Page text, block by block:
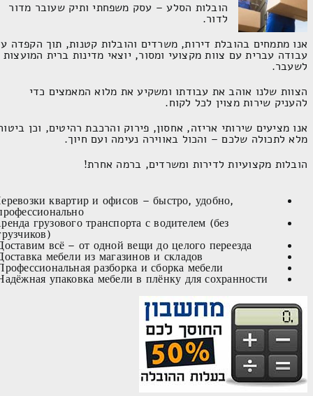
הובלות הסלע – עסק משפחתי ותיק שעובר מדור
לדור.
אנו מתמחים בהובלת דירות, משרדים והובלות קטנות, תוך הקפדה
עבודה עברית עם צוות מקצועי ומסור, יוצאי מדינות ברית המועצות
לשעבר.
הצוות שלנו אוהב את עבודתו ומשקיע את מלוא המאמצים כדי
להעניק שירות מצוין לכל לקוח.
אנו מציעים שירותי אריזה, אחסון, פירוק והרכבת רהיטים, וכן
מלא לתכולה שלכם – והכול באווירה נעימה ועם חיוך.
הובלות מקצועיות לדירות ומשרדים, ברמה אחרת!
квартир и офисов – быстро, удобно,
грузового транспорта с водителем (без
всё – от одной вещи до целого переезда.
мебели из магазинов и складов.
разборка и сборка мебели.
упаковка мебели в плёнку для сохранности.